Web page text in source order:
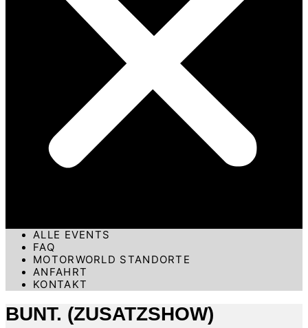
ALLE EVENTS
FAQ
MOTORWORLD STANDORTE
ANFAHRT
KONTAKT
BUNT. (ZUSATZSHOW)